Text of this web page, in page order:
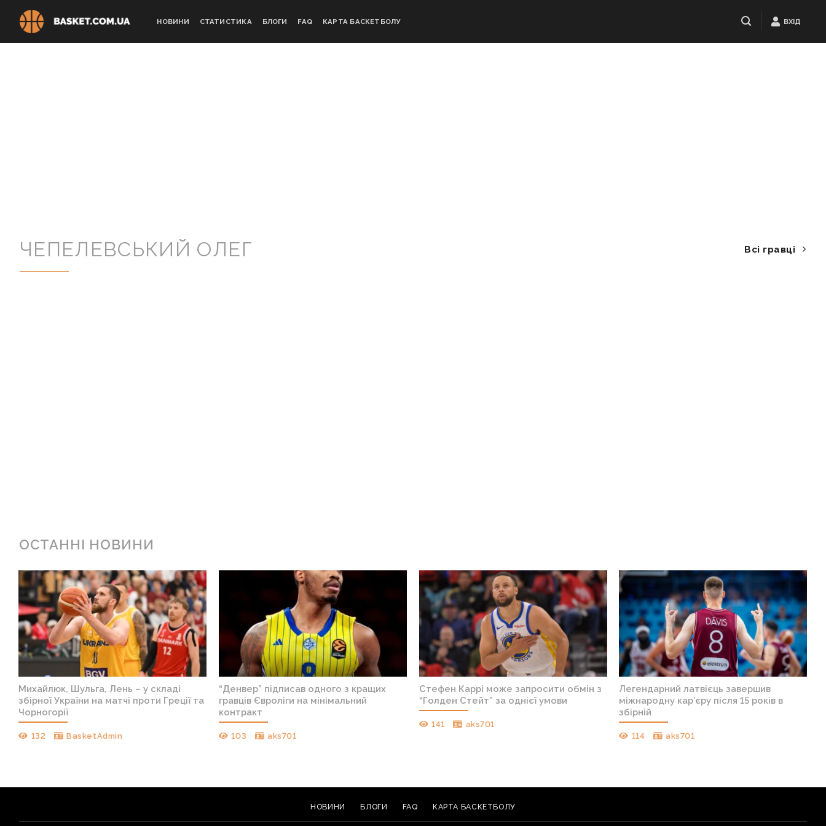
НОВИНИ СТАТИСТИКА БЛОГИ FAQ КАРТА БАСКЕТБОЛУ ВХІД
ЧЕПЕЛЕВСЬКИЙ ОЛЕГ Всі гравці
ОСТАННІ НОВИНИ
Михайлюк, Шульга, Лень – у складі
збірної України на матчі проти Греції та
Чорногорії
132 BasketAdmin
“Денвер” підписав одного з кращих
гравців Євроліги на мінімальний
контракт
103 aks701
Стефен Каррі може запросити обмін з
“Голден Стейт” за однієї умови
141 aks701
Легендарний латвієць завершив
міжнародну кар’єру після 15 років в
збірній
114 aks701
НОВИНИ БЛОГИ FAQ КАРТА БАСКЕТБОЛУ